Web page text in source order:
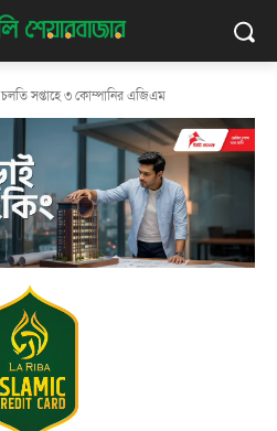
চলতি সপ্তাহে ৩ কোম্পানির এজিএম